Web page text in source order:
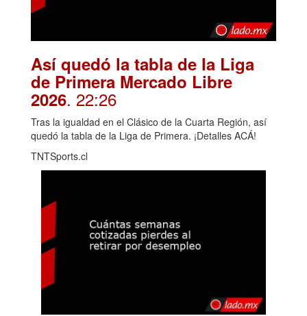
Así quedó la tabla de la Liga
de Primera Mercado Libre
2026. 22:26
Tras la igualdad en el Clásico de la Cuarta Región, así
quedó la tabla de la Liga de Primera. ¡Detalles ACÁ!
TNTSports.cl